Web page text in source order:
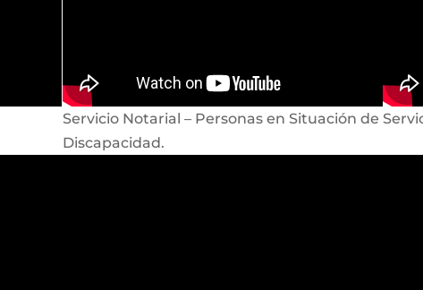
Servicio Notarial – Personas en Situación de
Discapacidad.